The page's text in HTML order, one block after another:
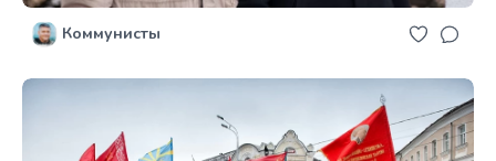
Коммунисты